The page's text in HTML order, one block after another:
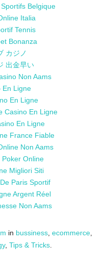
Belgique
Italia
Tennis
Bonanza
カジノ
出金早い
Non Aams
En Ligne
En Ligne
Casino En Ligne
En Ligne
France Fiable
Non Aams
Poker Online
Migliori Siti
Paris Sportif
Argent Réel
Non Aams
in bussiness, ecommerce,
, Tips & Tricks.